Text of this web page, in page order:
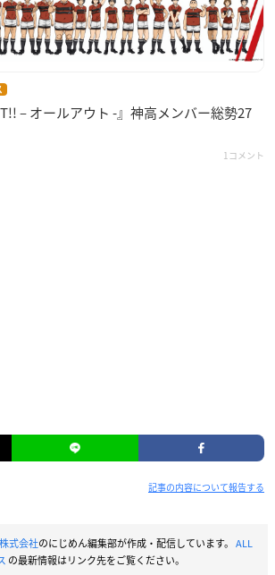
– オールアウト -』神高メンバー総勢27
1コメント
記事の内容について報告する
式会社のにじめん編集部が作成・配信しています。 ALL
の最新情報はリンク先をご覧ください。